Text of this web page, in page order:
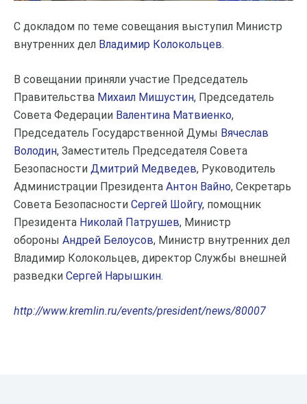
С докладом по теме совещания выступил Министр
внутренних дел Владимир Колокольцев.
В совещании приняли участие Председатель
Правительства Михаил Мишустин, Председатель
Совета Федерации Валентина Матвиенко,
Председатель Государственной Думы Вячеслав
Володин, Заместитель Председателя Совета
Безопасности Дмитрий Медведев, Руководитель
Администрации Президента Антон Вайно, Секретарь
Совета Безопасности Сергей Шойгу, помощник
Президента Николай Патрушев, Министр
обороны Андрей Белоусов, Министр внутренних дел
Владимир Колокольцев, директор Службы внешней
разведки Сергей Нарышкин.
http://www.kremlin.ru/events/president/news/80007